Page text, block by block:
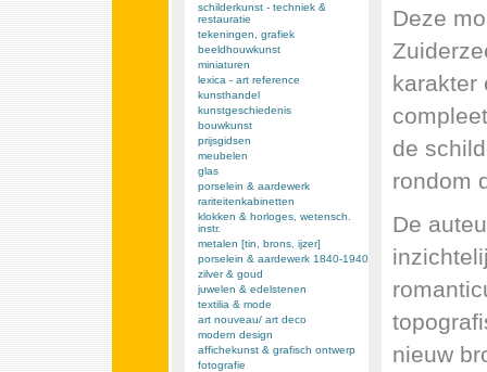
schilderkunst - techniek &
restauratie
tekeningen, grafiek
beeldhouwkunst
miniaturen
lexica - art reference
kunsthandel
kunstgeschiedenis
bouwkunst
prijsgidsen
meubelen
glas
porselein & aardewerk
rariteitenkabinetten
klokken & horloges, wetensch.
instr.
metalen [tin, brons, ijzer]
porselein & aardewerk 1840-1940
zilver & goud
juwelen & edelstenen
textilia & mode
art nouveau/ art deco
modern design
affichekunst & grafisch ontwerp
fotografie
Deze
karakter
de
rondom
De
nieuw